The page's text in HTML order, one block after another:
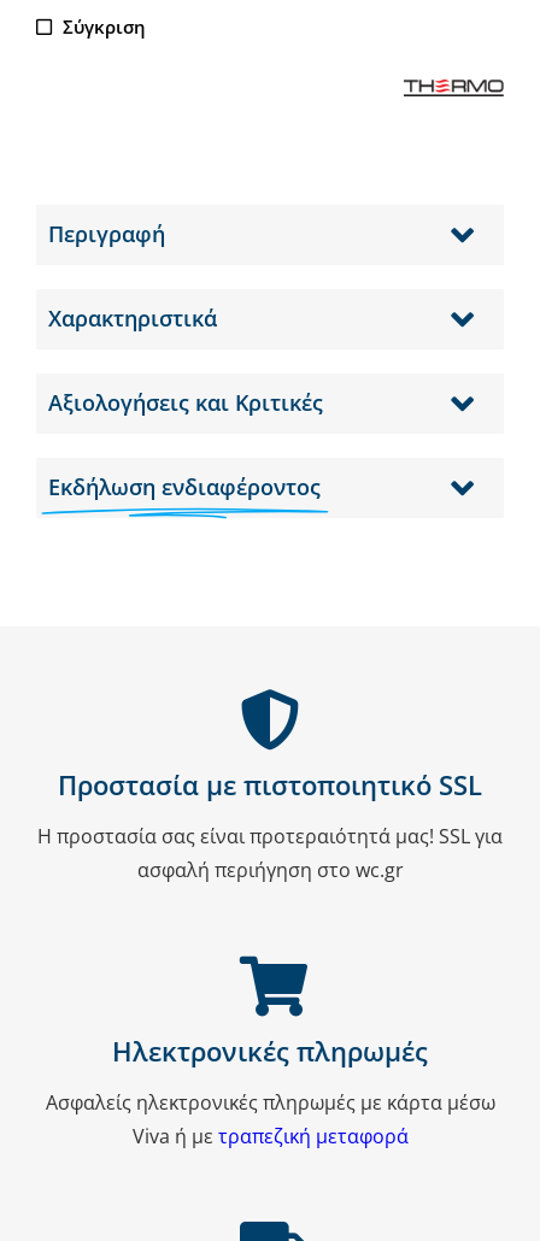
ποσότητα
Σύγκριση
Περιγραφή
Χαρακτηριστικά
Αξιολογήσεις και Κριτικές
Εκδήλωση ενδιαφέροντος
Προστασία με πιστοποιητικό SSL
Η προστασία σας είναι προτεραιότητά μας! SSL για
ασφαλή περιήγηση στο wc.gr
Ηλεκτρονικές πληρωμές
Ασφαλείς ηλεκτρονικές πληρωμές με κάρτα μέσω
Viva ή με τραπεζική μεταφορά